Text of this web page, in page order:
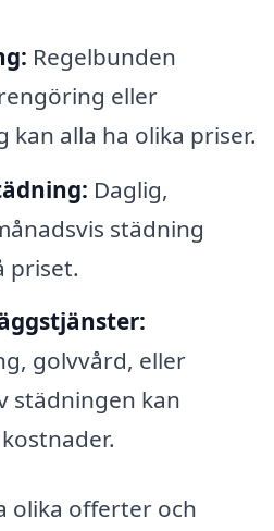
Regelbunden
eller
kan alla ha olika priser.
Daglig,
städning
priset.
golvvård, eller
städningen kan
olika offerter och